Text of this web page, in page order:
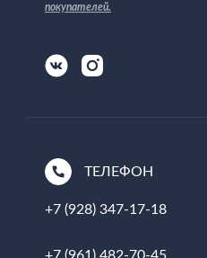
покупателей.
ТЕЛЕФОН
+7 (928) 347-17-18